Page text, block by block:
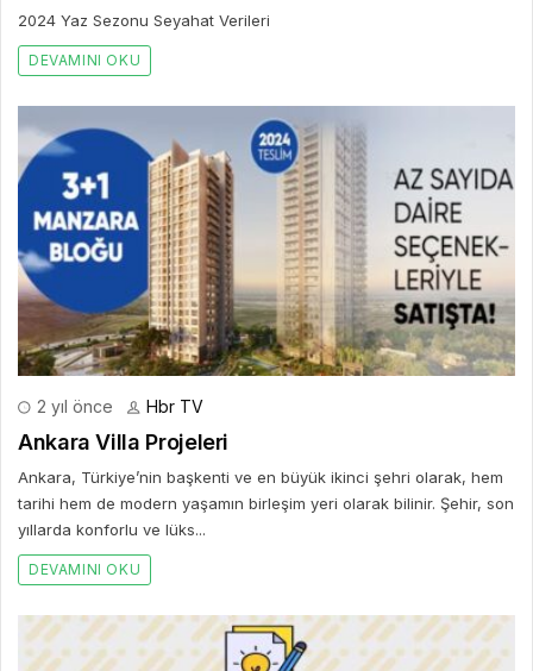
2024 Yaz Sezonu Seyahat Verileri
DEVAMINI OKU
2 yıl önce Hbr TV
Ankara Villa Projeleri
Ankara, Türkiye’nin başkenti ve en büyük ikinci şehri olarak, hem
tarihi hem de modern yaşamın birleşim yeri olarak bilinir. Şehir, son
yıllarda konforlu ve lüks...
DEVAMINI OKU